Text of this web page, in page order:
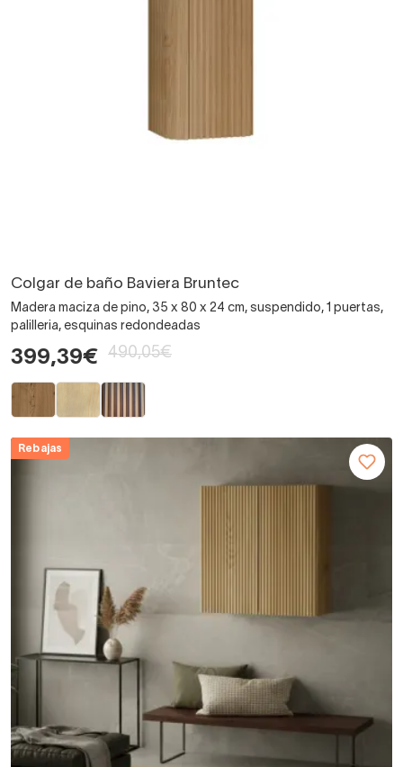
Colgar de baño Baviera Bruntec
Madera maciza de pino, 35 x 80 x 24 cm, suspendido, 1 puertas,
palilleria, esquinas redondeadas
399,39€ 490,05€
Rebajas